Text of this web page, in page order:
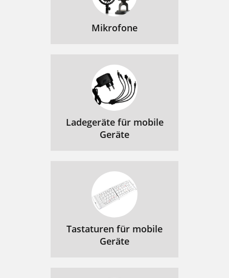
Mikrofone
Ladegeräte für mobile
Geräte
Tastaturen für mobile
Geräte